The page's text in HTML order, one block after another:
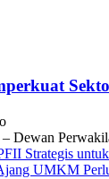
Strategis
UMKM